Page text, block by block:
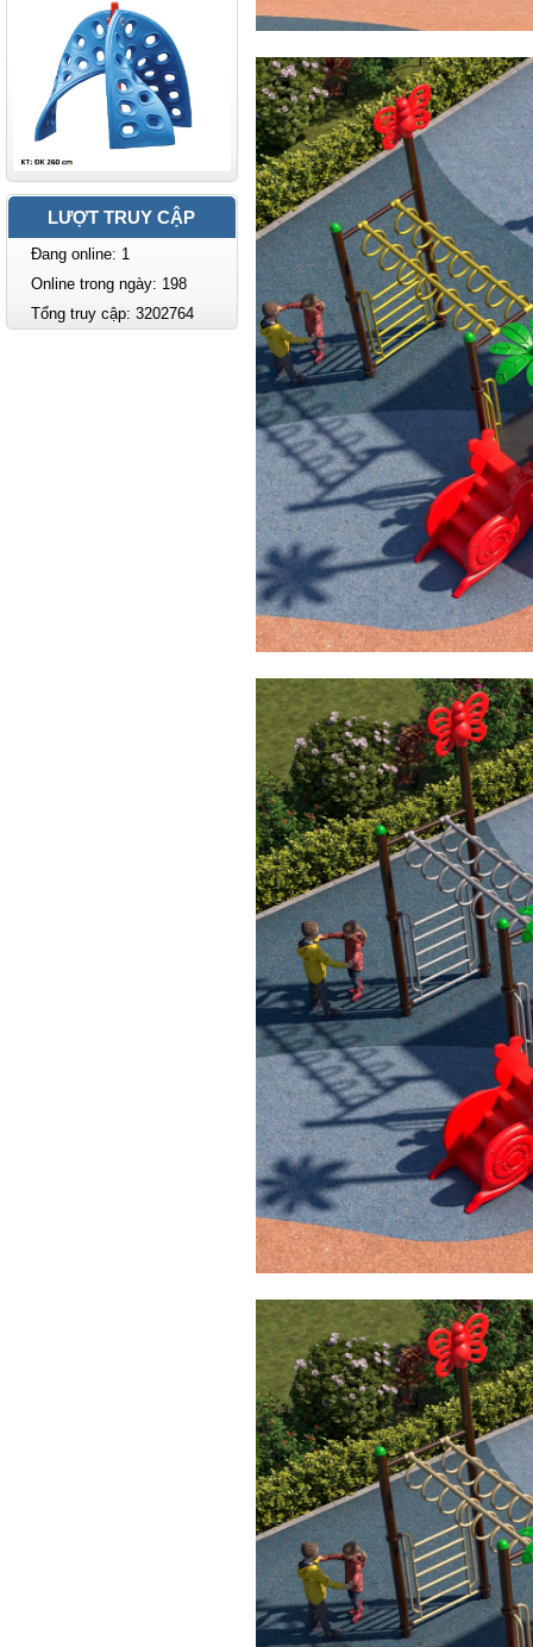
LƯỢT TRUY CẬP
Đang online: 1
Online trong ngày: 198
Tổng truy cập: 3202764